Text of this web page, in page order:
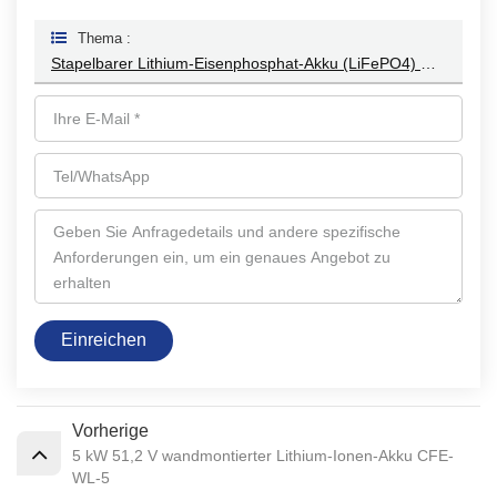
Thema :
Stapelbarer Lithium-Eisenphosphat-Akku (LiFePO4) Mit 51,2 V Und 100 Ah
Einreichen
Vorherige
5 kW 51,2 V wandmontierter Lithium-Ionen-Akku CFE-
WL-5